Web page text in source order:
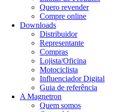
Quero revender
Compre online
Downloads
Distribuidor
Representante
Compras
Lojista/Oficina
Motociclista
Influenciador Digital
Guia de referência
A Magnetron
Quem somos